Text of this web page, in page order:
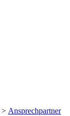
> Ansprechpartner